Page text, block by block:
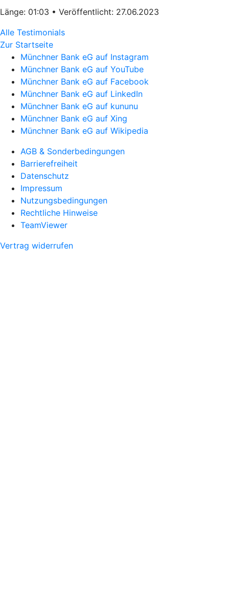
Länge: 01:03 • Veröffentlicht: 27.06.2023
Alle Testimonials
Zur Startseite
Münchner Bank eG auf Instagram
Münchner Bank eG auf YouTube
Münchner Bank eG auf Facebook
Münchner Bank eG auf LinkedIn
Münchner Bank eG auf kununu
Münchner Bank eG auf Xing
Münchner Bank eG auf Wikipedia
AGB & Sonderbedingungen
Barrierefreiheit
Datenschutz
Impressum
Nutzungsbedingungen
Rechtliche Hinweise
TeamViewer
Vertrag widerrufen